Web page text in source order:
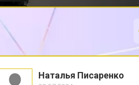
Наталья Писаренко